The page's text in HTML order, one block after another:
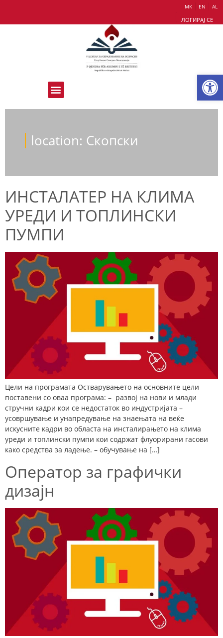
МК EN AL
ЛОГИРАЈ СЕ
location: Скопски
ИНСТАЛАТЕР НА КЛИМА
УРЕДИ И ТОПЛИНСКИ
ПУМПИ
Цели на програмата Остварувањето на основните цели
поставени со оваа програма: – развој на нови и млади
стручни кадри кои се недостаток во индустријата –
усовршување и унапредување на знаењата на веќе
искусните кадри во областа на инсталирањето на клима
уреди и топлински пумпи кои содржат флуорирани гасови
како средства за ладење. – обучување на […]
Оператор за графички
дизајн